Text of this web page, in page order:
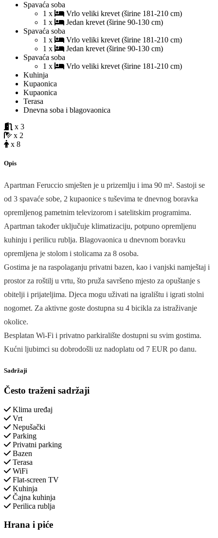
Spavaća soba
1 x
Vrlo veliki krevet (širine 181-210 cm)
1 x
Jedan krevet (širine 90-130 cm)
Spavaća soba
1 x
Vrlo veliki krevet (širine 181-210 cm)
1 x
Jedan krevet (širine 90-130 cm)
Spavaća soba
1 x
Vrlo veliki krevet (širine 181-210 cm)
Kuhinja
Kupaonica
Kupaonica
Terasa
Dnevna soba i blagovaonica
x 3
x 2
x 8
Opis
Apartman Feruccio smješten je u prizemlju i ima 90 m². Sastoji se
od 3 spavaće sobe, 2 kupaonice s tuševima te dnevnog boravka
opremljenog pametnim televizorom i satelitskim programima.
Apartman također uključuje klimatizaciju, potpuno opremljenu
kuhinju i perilicu rublja. Blagovaonica u dnevnom boravku
opremljena je stolom i stolicama za 8 osoba.
Gostima je na raspolaganju privatni bazen, kao i vanjski namještaj i
prostor za roštilj u vrtu, što pruža savršeno mjesto za opuštanje s
obitelji i prijateljima. Djeca mogu uživati na igralištu i igrati stolni
nogomet. Za aktivne goste dostupna su 4 bicikla za istraživanje
okolice.
Besplatan Wi-Fi i privatno parkiralište dostupni su svim gostima.
Kućni ljubimci su dobrodošli uz nadoplatu od 7 EUR po danu.
Sadržaji
Često traženi sadržaji
Klima uređaj
Vrt
Nepušački
Parking
Privatni parking
Bazen
Terasa
WiFi
Flat-screen TV
Kuhinja
Čajna kuhinja
Perilica rublja
Hrana i piće